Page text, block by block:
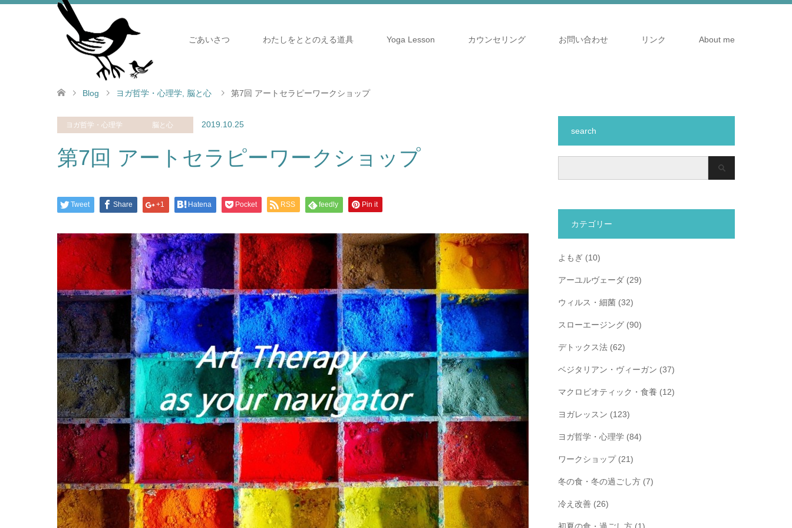
ごあいさつ わたしをととのえる道具 Yoga Lesson カウンセリング お問い合わせ リンク About me
Blog ヨガ哲学・心理学 脳と心 第7回 アートセラピーワークショップ
ヨガ哲学・心理学 脳と心 2019.10.25
第7回 アートセラピーワークショップ
Tweet Share +1 Hatena Pocket RSS feedly Pin it
search
カテゴリー
よもぎ (10)
アーユルヴェーダ (29)
ウィルス・細菌 (32)
スローエージング (90)
デトックス法 (62)
ベジタリアン・ヴィーガン (37)
マクロビオティック・食養 (12)
ヨガレッスン (123)
ヨガ哲学・心理学 (84)
ワークショップ(21)
冬の食・冬の過ごし方 (7)
冷え改善 (26)